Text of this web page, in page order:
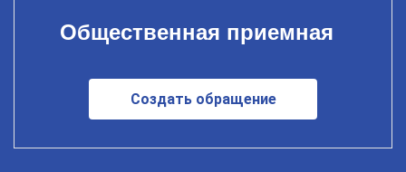
Общественная приемная
Создать обращение